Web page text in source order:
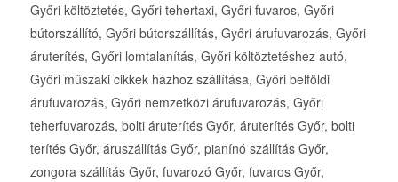
Győri költöztetés, Győri tehertaxi, Győri fuvaros, Győri
bútorszállító, Győri bútorszállítás, Győri árufuvarozás, Győri
áruterítés, Győri lomtalanítás, Győri költöztetéshez autó,
Győri műszaki cikkek házhoz szállítása, Győri belföldi
árufuvarozás, Győri nemzetközi árufuvarozás, Győri
teherfuvarozás, bolti áruterítés Győr, áruterítés Győr, bolti
terítés Győr, áruszállítás Győr, pianínó szállítás Győr,
zongora szállítás Győr, fuvarozó Győr, fuvaros Győr,